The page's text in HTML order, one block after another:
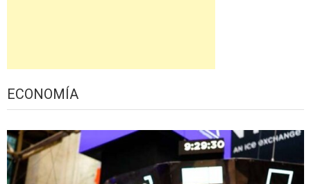
ECONOMÍA